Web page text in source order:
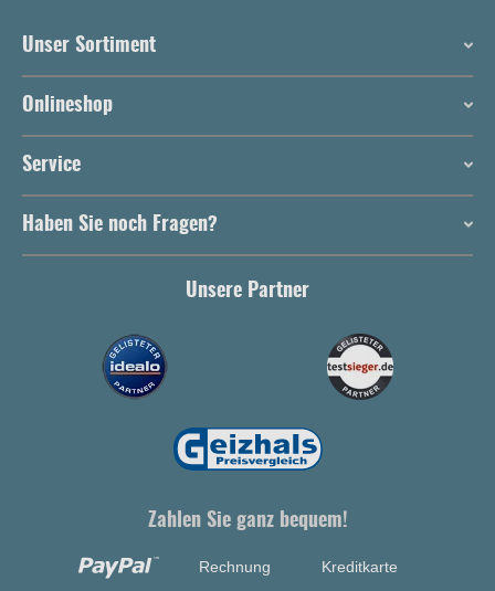
Unser Sortiment
Onlineshop
Service
Haben Sie noch Fragen?
Unsere Partner
Zahlen Sie ganz bequem!
Rechnung Kreditkarte